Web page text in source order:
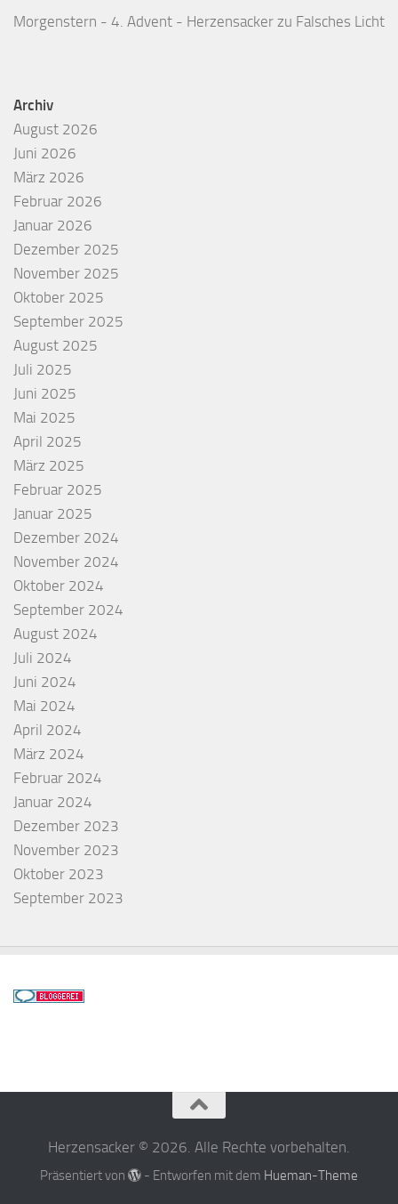
Morgenstern - 4. Advent - Herzensacker zu Falsches Licht
Archiv
August 2026
Juni 2026
März 2026
Februar 2026
Januar 2026
Dezember 2025
November 2025
Oktober 2025
September 2025
August 2025
Juli 2025
Juni 2025
Mai 2025
April 2025
März 2025
Februar 2025
Januar 2025
Dezember 2024
November 2024
Oktober 2024
September 2024
August 2024
Juli 2024
Juni 2024
Mai 2024
April 2024
März 2024
Februar 2024
Januar 2024
Dezember 2023
November 2023
Oktober 2023
September 2023
Herzensacker © 2026. Alle Rechte vorbehalten.
Präsentiert von - Entworfen mit dem Hueman-Theme